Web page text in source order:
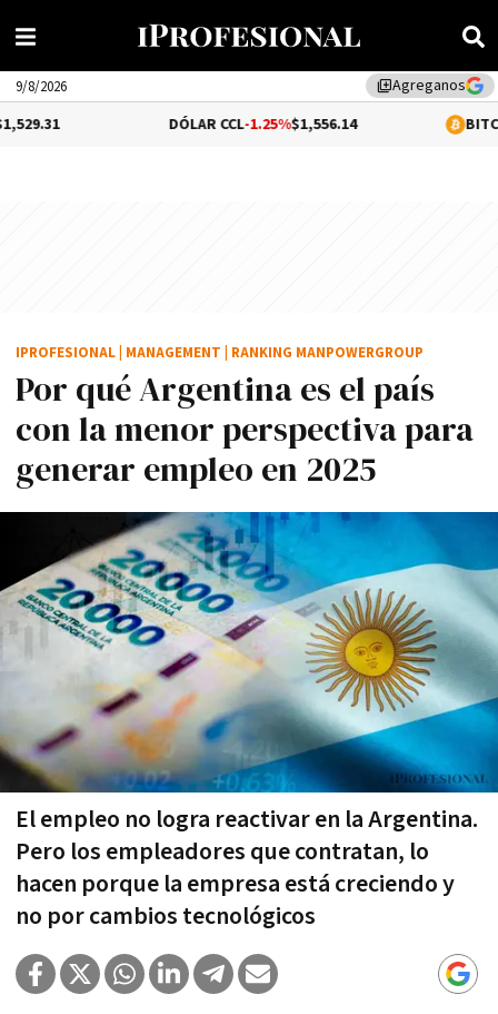
library_addAgreganos
9/8/2026
-1.25%$1,556.14 0.1%
Por qué Argentina es el país
con la menor perspectiva para
generar empleo en 2025
El empleo no logra reactivar en la Argentina.
Pero los empleadores que contratan, lo
hacen porque la empresa está creciendo y
no por cambios tecnológicos
IPROFESIONAL MANAGEMENT RANKING MANPOWERGROUP